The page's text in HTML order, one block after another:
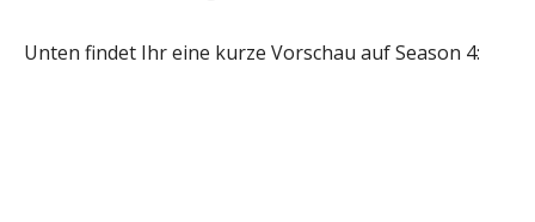
Unten findet Ihr eine kurze Vorschau auf Season 4: